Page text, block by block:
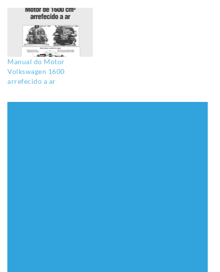
Manual do Motor
Volkswagen 1600
arrefecido a ar